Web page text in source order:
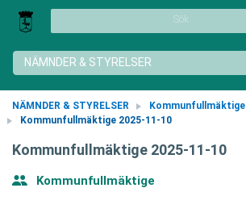
Sök
NÄMNDER & STYRELSER
NÄMNDER & STYRELSER
Kommunfullmäktige
Kommunfullmäktige 2025-11-10
Kommunfullmäktige 2025-11-10
Kommunfullmäktige